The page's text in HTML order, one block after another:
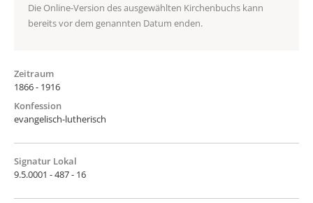
Die Online-Version des ausgewählten Kirchenbuchs kann
bereits vor dem genannten Datum enden.
Zeitraum
1866 - 1916
Konfession
evangelisch-lutherisch
Signatur Lokal
9.5.0001 - 487 - 16